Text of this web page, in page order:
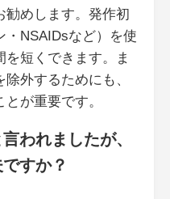
勧めします。発作初
・NSAIDsなど）を使
を短くできます。ま
外するためにも、
が重要です。
われましたが、
すか？